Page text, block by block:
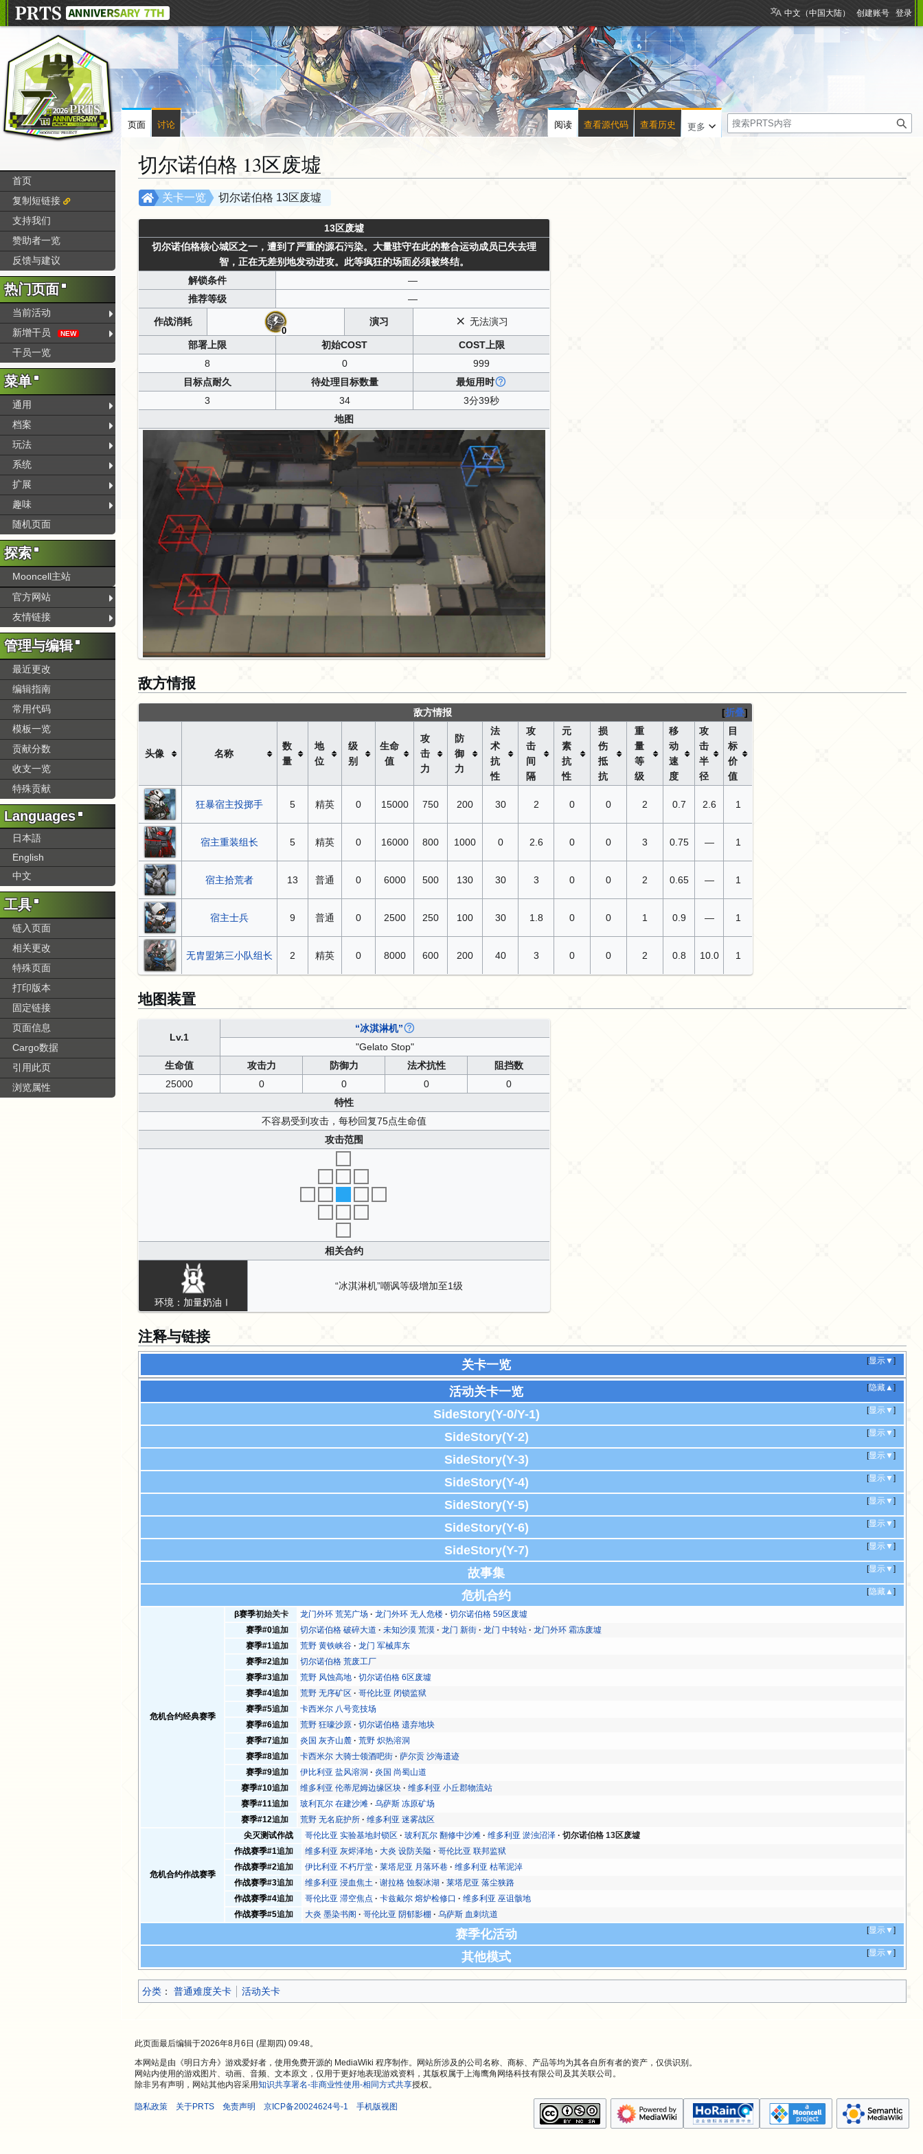
切尔诺伯格 13区废墟
跳
跳
切尔诺伯格 13区废墟
关卡一览
13区废墟
切尔诺伯格核心城区之一，遭到了严重的源石污染。大量驻守在此的整合运动成员已失去理
智，正在无差别地发动进攻。此等疯狂的场面必须被终结。
解锁条件
—
推荐等级
—
作战消耗
0
演习 无法演习
部署上限 初始COST
COST上限
8
0
999
目标点耐久
待处理目标数量
最短用时
3
34
3分39秒
地图
敌方情报
折叠
敌方情报
头像 名称
数
量
地
位
级
别
生命
值
攻
击
力
防
御
力
法
术
抗
性
攻
击
间
隔
元
素
抗
性
损
伤
抵
抗
重
量
等
级
移
动
速
度
攻
击
半
径
目
标
价
值
狂暴宿主投掷手 5 精英 0 15000 750 200 30 2 0 0 2 0.7 2.6 1
宿主重装组长 5 精英 0 16000 800 1000 0 2.6 0 0 3 0.75 — 1
宿主拾荒者 13 普通 0 6000 500 130 30 3 0 0 2 0.65 — 1
宿主士兵 9 普通 0 2500 250 100 30 1.8 0 0 1 0.9 — 1
无胄盟第三小队组长 2 精英 0 8000 600 200 40 3 0 0 2 0.8 10.0 1
地图装置
Lv.1
“冰淇淋机”
"Gelato Stop"
生命值
攻击力 防御力 法术抗性
阻挡数
25000
0 0 0
0
特性
不容易受到攻击，每秒回复75点生命值
攻击范围
相关合约
环境：加量奶油Ⅰ
“冰淇淋机”嘲讽等级增加至1级
注释与链接
[显示▼]
关卡一览
[隐藏▲]
活动关卡一览
[显示▼]
SideStory(Y-0/Y-1)
[显示▼]
SideStory(Y-2)
[显示▼]
SideStory(Y-3)
[显示▼]
SideStory(Y-4)
[显示▼]
SideStory(Y-5)
[显示▼]
SideStory(Y-6)
[显示▼]
SideStory(Y-7)
[显示▼]
故事集
[隐藏▲]
危机合约
危机合约经典赛季
β赛季初始关卡 龙门外环 荒芜广场 龙门外环 无人危楼
切尔诺伯格 59区废墟
赛季#0追加 切尔诺伯格 破碎大道 未知沙漠 荒漠 龙门 新街 龙门 中转站
龙门外环 霜冻废墟
赛季#1追加 荒野 黄铁峡谷
龙门 军械库东
赛季#2追加
切尔诺伯格 荒废工厂
赛季#3追加 荒野 风蚀高地
切尔诺伯格 6区废墟
赛季#4追加 荒野 无序矿区
哥伦比亚 闭锁监狱
赛季#5追加
卡西米尔 八号竞技场
赛季#6追加 荒野 狂嚎沙原
切尔诺伯格 遗弃地块
赛季#7追加 炎国 灰齐山麓
荒野 炽热溶洞
赛季#8追加 卡西米尔 大骑士领酒吧街
萨尔贡 沙海遗迹
赛季#9追加 伊比利亚 盐风溶洞
炎国 尚蜀山道
赛季#10追加 维多利亚 伦蒂尼姆边缘区块
维多利亚 小丘郡物流站
赛季#11追加 玻利瓦尔 在建沙滩
乌萨斯 冻原矿场
赛季#12追加 荒野 无名庇护所 维多利亚 迷雾战区
危机合约作战赛季
尖灭测试作战 哥伦比亚 实验基地封锁区 玻利瓦尔 翻修中沙滩 维多利亚 淤浊沼泽
切尔诺伯格 13区废墟
作战赛季#1追加 维多利亚 灰烬泽地 大炎 设防关隘
哥伦比亚 联邦监狱
作战赛季#2追加 伊比利亚 不朽厅堂 莱塔尼亚 月落环巷
维多利亚 枯苇泥淖
作战赛季#3追加 维多利亚 浸血焦土 谢拉格 蚀裂冰湖
莱塔尼亚 落尘狭路
作战赛季#4追加 哥伦比亚 滞空焦点 卡兹戴尔 熔炉检修口
维多利亚 巫诅骸地
作战赛季#5追加 大炎 墨染书阁 哥伦比亚 阴郁影棚
乌萨斯 血刺坑道
[显示▼]
赛季化活动
[显示▼]
其他模式
分类 ：​ 普通难度关卡 活动关卡
中文（中国大陆） 创建账号 登录
页面 讨论 阅读 查看源代码 查看历史 更多
搜
索
首页
复制短链接
支持我们
赞助者一览
反馈与建议
热门页面
当前活动
新增干员
NEW
干员一览
菜单
通用
档案
玩法
系统
扩展
趣味
随机页面
探索
Mooncell主站
官方网站
友情链接
管理与编辑
最近更改
编辑指南
常用代码
模板一览
贡献分数
收支一览
特殊贡献
Languages
日本語
English
中文
工具
链入页面
相关更改
特殊页面
打印版本
固定链接
页面信息
Cargo数据
引用此页
浏览属性
此页面最后编辑于2026年8月6日 (星期四) 09:48。
本网站是由《明日方舟》游戏爱好者，使用免费开源的 MediaWiki 程序制作。网站所涉及的公司名称、商标、产品等均为其各自所有者的资产，仅供识别。
网站内使用的游戏图片、动画、音频、文本原文，仅用于更好地表现游戏资料，其版权属于上海鹰角网络科技有限公司及其关联公司。
除非另有声明，网站其他内容采用知识共享署名-非商业性使用-相同方式共享授权。
隐私政策 关于PRTS 免责声明 京ICP备20024624号-1 手机版视图